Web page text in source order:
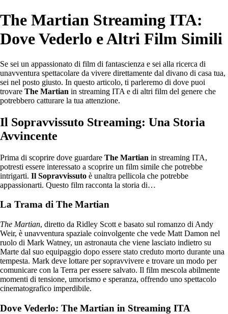
The Martian Streaming ITA:
Dove Vederlo e Altri Film Simili
Se sei un appassionato di film di fantascienza e sei alla ricerca di
unavventura spettacolare da vivere direttamente dal divano di casa tua,
sei nel posto giusto. In questo articolo, ti parleremo di dove puoi
trovare The Martian in streaming ITA e di altri film del genere che
potrebbero catturare la tua attenzione.
Il Sopravvissuto Streaming: Una Storia
Avvincente
Prima di scoprire dove guardare The Martian in streaming ITA,
potresti essere interessato a scoprire un film simile che potrebbe
intrigarti. Il Sopravvissuto è unaltra pellicola che potrebbe
appassionarti. Questo film racconta la storia di…
La Trama di The Martian
The Martian, diretto da Ridley Scott e basato sul romanzo di Andy
Weir, è unavventura spaziale coinvolgente che vede Matt Damon nel
ruolo di Mark Watney, un astronauta che viene lasciato indietro su
Marte dal suo equipaggio dopo essere stato creduto morto durante una
tempesta. Mark deve lottare per sopravvivere e trovare un modo per
comunicare con la Terra per essere salvato. Il film mescola abilmente
momenti di tensione, umorismo e speranza, offrendo uno spettacolo
cinematografico imperdibile.
Dove Vederlo: The Martian in Streaming ITA